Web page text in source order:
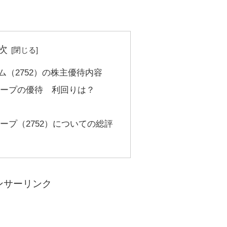
（2752）の株主優待内容
プの優待 利回りは？
プ（2752）についての総評
サーリンク